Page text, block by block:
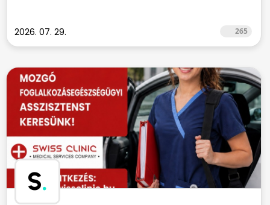
2026. 07. 29. 265
S.